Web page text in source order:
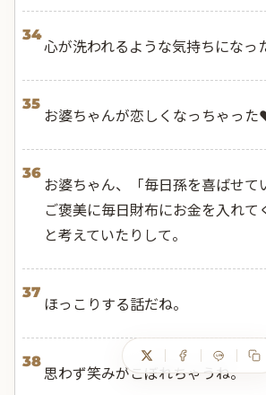
34
心が洗われるような気持ちになっ
35
お婆ちゃんが恋しくなっちゃっ
36
お婆ちゃん、「毎日孫を喜ばせて
ご褒美に毎日財布にお金を入れて
と考えていたりして。
37
ほっこりする話だね。
38
思わず笑みがこぼれちゃうね。